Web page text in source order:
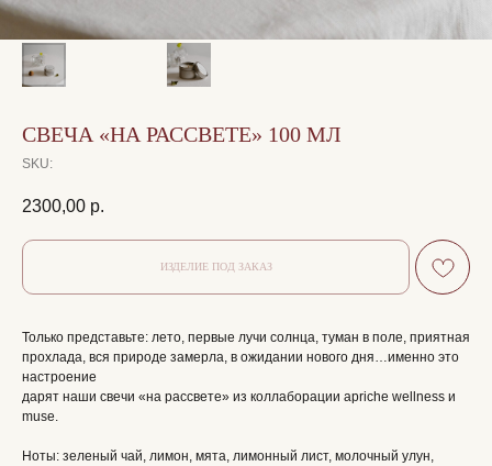
СВЕЧА «НА РАССВЕТЕ» 100 МЛ
SKU:
2300,00 р.
Только представьте: лето, первые лучи солнца, туман в поле, приятная
прохлада, вся природе замерла, в ожидании нового дня…именно это
настроение
дарят наши свечи «на рассвете» из коллаборации apriche wellness и
muse.
Ноты: зеленый чай, лимон, мята, лимонный лист, молочный улун,